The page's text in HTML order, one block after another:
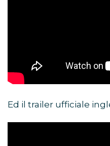
Ed il trailer ufficiale